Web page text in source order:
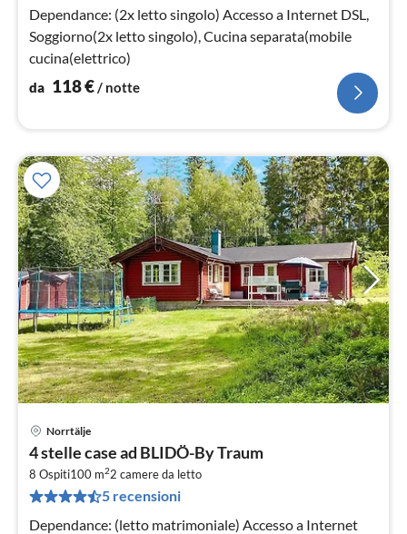
Dependance: (2x letto singolo) Accesso a Internet DSL,
Soggiorno(2x letto singolo), Cucina separata(mobile
cucina(elettrico)
da 118€/ notte
Norrtälje
4 stelle case ad BLIDÖ-By Traum
8 Ospiti100 m22 camere da letto
5 recensioni
Dependance: (letto matrimoniale) Accesso a Internet